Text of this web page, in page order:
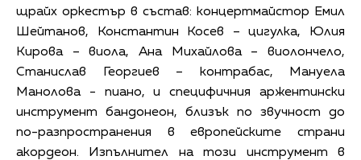
щрайх оркестър в състав: концертмайстор Емил
Шейтанов, Константин Косев – цигулка, Юлия
Кирова – виола, Ана Михайлова – виолончело,
Станислав Георгиев – контрабас, Мануела
Манолова - пиано, и специфичния аржентински
инструмент бандонеон, близък по звучност до
по-разпространения в европейските страни
акордеон. Изпълнител на този инструмент в